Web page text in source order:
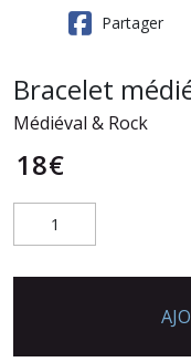
Partager
Bracelet
Médiéval & Rock
18€